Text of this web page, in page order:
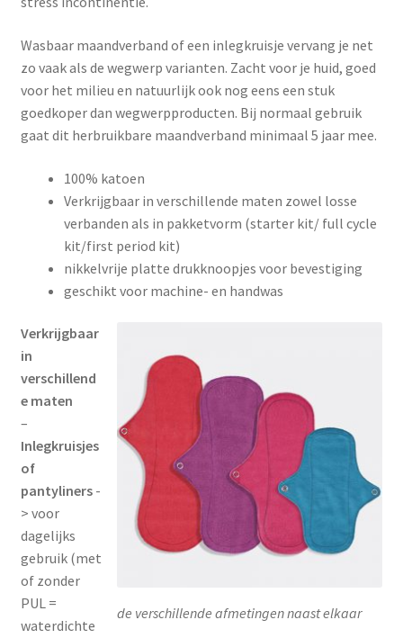
Wasbaar maandverband of een inlegkruisje vervang je net
zo vaak als de wegwerp varianten. Zacht voor je huid, goed
voor het milieu en natuurlijk ook nog eens een stuk
goedkoper dan wegwerpproducten. Bij normaal gebruik
gaat dit herbruikbare maandverband minimaal 5 jaar mee.
100% katoen
Verkrijgbaar in verschillende maten zowel losse
verbanden als in pakketvorm (starter kit/ full cycle
kit/first period kit)
nikkelvrije ​platte ​drukknoopjes voor bevestiging
geschikt voor machine- en handwas
de verschillende afmetingen naast elkaar
Verkrijgbaar
in
verschillend
e maten
–
Inlegkruisjes
of
pantyliners-
> voor
dagelijks
gebruik (met
of zonder
PUL =
waterdichte